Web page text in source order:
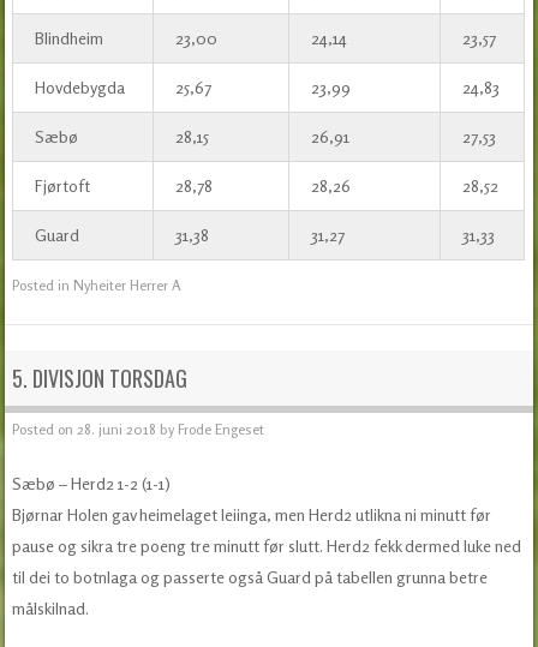
Blindheim 23,00 24,14 23,57
Hovdebygda 25,67 23,99 24,83
Sæbø 28,15 26,91 27,53
Fjørtoft 28,78 28,26 28,52
Guard 31,38 31,27 31,33
Posted in Nyheiter Herrer A
5. DIVISJON TORSDAG
Posted on28. juni 2018 by Frode Engeset
Sæbø – Herd2 1-2 (1-1)
Bjørnar Holen gav heimelaget leiinga, men Herd2 utlikna ni minutt før
pause og sikra tre poeng tre minutt før slutt. Herd2 fekk dermed luke ned
til dei to botnlaga og passerte også Guard på tabellen grunna betre
målskilnad.